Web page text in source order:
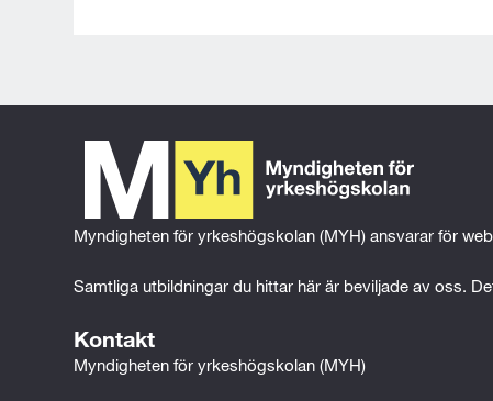
Myndigheten för yrkeshögskolan (MYH) ansvarar för
Samtliga utbildningar du hittar här är beviljade av oss.
Kontakt
Myndigheten för yrkeshögskolan (MYH)